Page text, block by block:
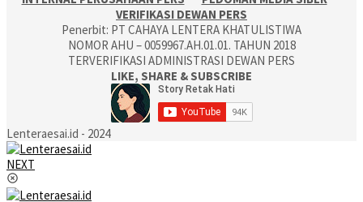
VERIFIKASI DEWAN PERS
Penerbit: PT CAHAYA LENTERA KHATULISTIWA
NOMOR AHU – 0059967.AH.01.01. TAHUN 2018
TERVERIFIKASI ADMINISTRASI DEWAN PERS
LIKE, SHARE & SUBSCRIBE
Lenteraesai.id - 2024
NEXT